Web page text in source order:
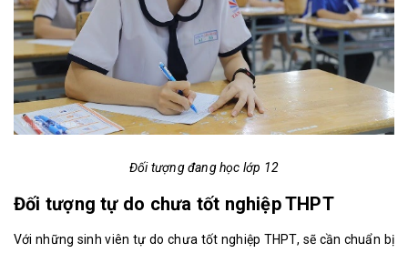
Đối tượng đang học lớp 12
Đối tượng tự do chưa tốt nghiệp THPT
Với những sinh viên tự do chưa tốt nghiệp THPT, sẽ cần chuẩn bị